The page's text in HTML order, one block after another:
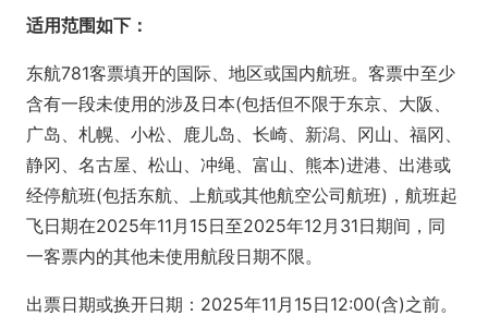
适用范围如下：
东航781客票填开的国际、地区或国内航班。客票中至少
含有一段未使用的涉及日本(包括但不限于东京、大阪、
广岛、札幌、小松、鹿儿岛、长崎、新潟、冈山、福冈、
静冈、名古屋、松山、冲绳、富山、熊本)进港、出港或
经停航班(包括东航、上航或其他航空公司航班)，航班起
飞日期在2025年11月15日至2025年12月31日期间，同
一客票内的其他未使用航段日期不限。
出票日期或换开日期：2025年11月15日12:00(含)之前。